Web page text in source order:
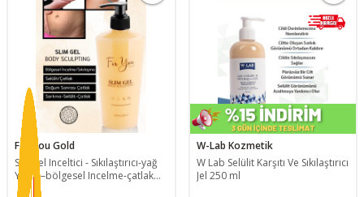
For You Gold
Slim Jel Inceltici - Sıkılaştırıcı-yağ
Yakıcı–bölgesel Incelme-çatlak
Karşıtı Ve Selülit Kremi (tek) SCJ01
W-Lab Kozmetik
W Lab Selülit Karşıtı Ve Sıkılaştırıcı
Jel 250 ml